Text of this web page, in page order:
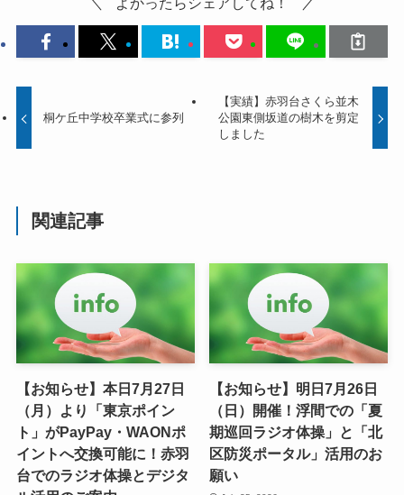
桐ケ丘中学校卒業式に参列
【実績】赤羽台さくら並木
公園東側坂道の樹木を剪定
しました
関連記事
【お知らせ】本日7月27日
（月）より「東京ポイン
ト」がPayPay・WAONポ
イントへ交換可能に！赤羽
台でのラジオ体操とデジタ
【お知らせ】明日7月26日
（日）開催！浮間での「夏
期巡回ラジオ体操」と「北
区防災ポータル」活用のお
願い